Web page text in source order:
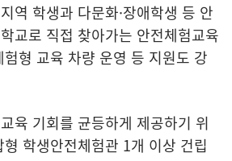
역 학생과 다문화·장애학생 등 안
교로 직접 찾아가는 안전체험교육
형 교육 차량 운영 등 지원도 강
육 기회를 균등하게 제공하기 위
학생안전체험관 1개 이상 건립